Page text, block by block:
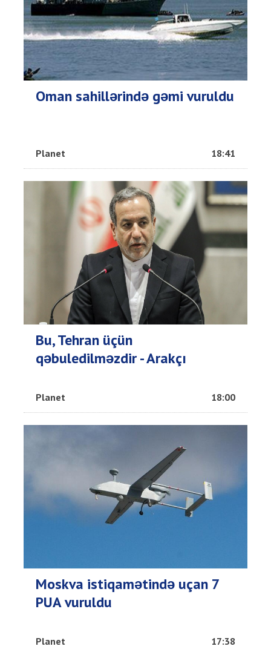
Oman sahillərində gəmi vuruldu
Planet 18:41
Bu, Tehran üçün
qəbuledilməzdir - Arakçı
Planet 18:00
Moskva istiqamətində uçan 7
PUA vuruldu
Planet 17:38